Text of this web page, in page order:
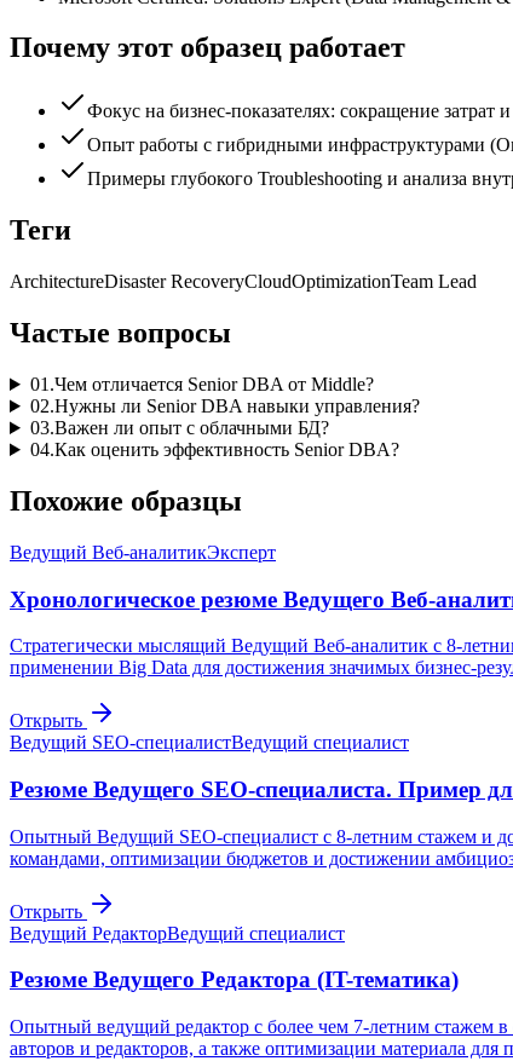
Почему этот образец работает
Фокус на бизнес-показателях: сокращение
Опыт работы с гибридными инфраструктурами
Примеры глубокого Troubleshooting и анализа
Теги
ArchitectureDisaster RecoveryCloudOptimizationTeam Lead
Частые вопросы
01 .Чем отличается Senior DBA от Middle?
02.Нужны ли Senior DBA навыки управления?
03.Важен ли опыт с облачными БД?
04.Как оценить эффективность Senior DBA?
Похожие образцы
Ведущий Веб-аналитикЭксперт
Хронологическое резюме Ведущего Веб-
Стратегически мыслящий Ведущий Веб-аналитик с 8-
применении Big Data для достижения значимых бизнес-
Открыть
Ведущий SEO-специалистВедущий специалист
Резюме Ведущего SEO-специалиста. Пример
Опытный Ведущий SEO-специалист с 8-летним стажем и
командами, оптимизации бюджетов и достижении
Открыть
Ведущий РедакторВедущий специалист
Резюме Ведущего Редактора (IT-тематика)
Опытный ведущий редактор с более чем 7-летним стажем в
авторов и редакторов, а также оптимизации материала для